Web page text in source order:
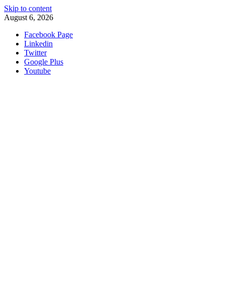
Skip to content
August 6, 2026
Facebook Page
Linkedin
Twitter
Google Plus
Youtube